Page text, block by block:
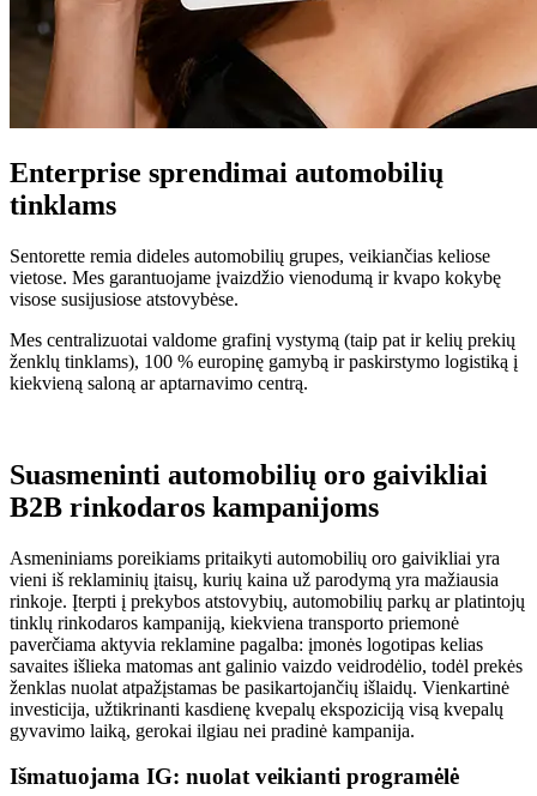
Enterprise sprendimai automobilių
tinklams
Sentorette remia dideles automobilių grupes, veikiančias keliose
vietose. Mes garantuojame įvaizdžio vienodumą ir kvapo kokybę
visose susijusiose atstovybėse.
Mes centralizuotai valdome grafinį vystymą (taip pat ir kelių prekių
ženklų tinklams), 100 % europinę gamybą ir paskirstymo logistiką į
kiekvieną saloną ar aptarnavimo centrą.
Suasmeninti automobilių oro gaivikliai
B2B rinkodaros kampanijoms
Asmeniniams poreikiams pritaikyti automobilių oro gaivikliai yra
vieni iš reklaminių įtaisų, kurių kaina už parodymą yra mažiausia
rinkoje. Įterpti į prekybos atstovybių, automobilių parkų ar platintojų
tinklų rinkodaros kampaniją, kiekviena transporto priemonė
paverčiama aktyvia reklamine pagalba: įmonės logotipas kelias
savaites išlieka matomas ant galinio vaizdo veidrodėlio, todėl prekės
ženklas nuolat atpažįstamas be pasikartojančių išlaidų. Vienkartinė
investicija, užtikrinanti kasdienę kvepalų ekspoziciją visą kvepalų
gyvavimo laiką, gerokai ilgiau nei pradinė kampanija.
Išmatuojama IG: nuolat veikianti programėlė